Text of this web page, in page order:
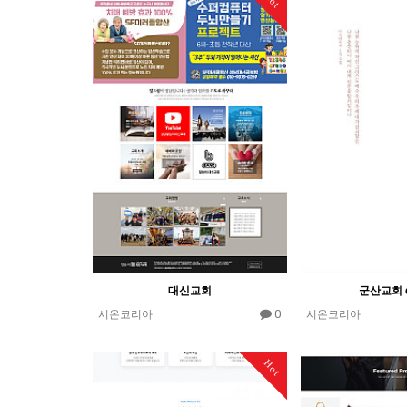
대신교회
시온코리아
0
군산교회
시온코리아
Hot